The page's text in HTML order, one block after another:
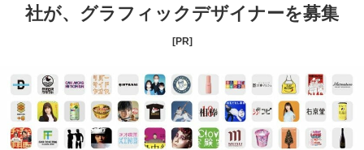
コラム
社が、グラフィックデザイナーを募集
[PR]